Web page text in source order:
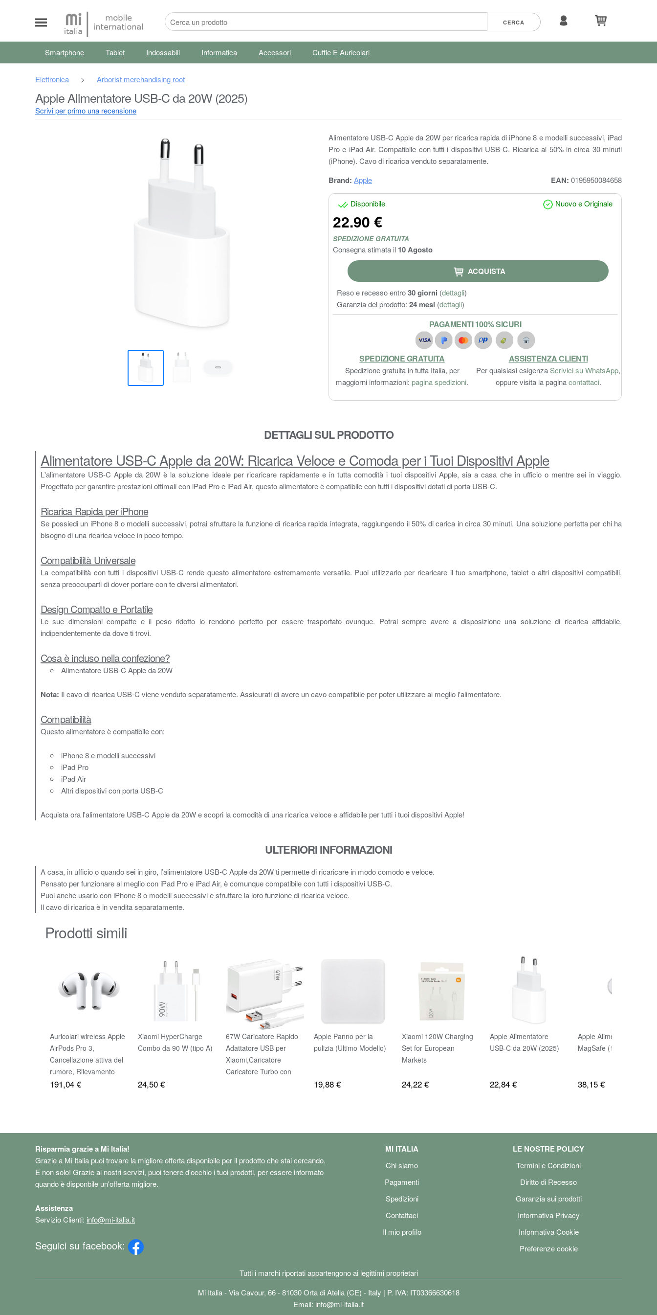
Smartphone Tablet Indossabili Informatica Accessori Cuffie E Auricolari
Elettronica > Arborist merchandising root
Apple Alimentatore USB‑C da 20W (2025)
Scrivi per primo una recensione
Alimentatore USB-C Apple da 20W per ricarica rapida di iPhone 8 e modelli successivi, iPad
Pro e iPad Air. Compatibile con tutti i dispositivi USB-C. Ricarica al 50% in circa 30 minuti
(iPhone). Cavo di ricarica venduto separatamente.
Brand: Apple EAN: 0195950084658
Disponibile Nuovo e Originale
22.90 €
SPEDIZIONE GRATUITA
Consegna stimata il 10 Agosto
ACQUISTA
Reso e recesso entro30 giorni (dettagli)
Garanzia del prodotto: 24 mesi (dettagli)
PAGAMENTI 100% SICURI
ASSISTENZA CLIENTI
Per qualsiasi esigenzaScrivici su WhatsApp,
oppure visita la paginacontattaci.
SPEDIZIONE GRATUITA
Spedizione gratuita in tutta Italia, per
maggiorni informazioni: pagina spedizioni.
DETTAGLI SUL PRODOTTO
Alimentatore USB-C Apple da 20W: Ricarica Veloce e Comoda per i Tuoi Dispositivi Apple
L'alimentatore USB-C Apple da 20W è la soluzione ideale per ricaricare rapidamente e in tutta comodità i tuoi dispositivi Apple, sia a casa che in ufficio o mentre sei in viaggio.
Progettato per garantire prestazioni ottimali con iPad Pro e iPad Air, questo alimentatore è compatibile con tutti i dispositivi dotati di porta USB-C.
Ricarica Rapida per iPhone
Se possiedi un iPhone 8 o modelli successivi, potrai sfruttare la funzione di ricarica rapida integrata, raggiungendo il 50% di carica in circa 30 minuti. Una soluzione perfetta per chi ha
bisogno di una ricarica veloce in poco tempo.
Compatibilità Universale
La compatibilità con tutti i dispositivi USB-C rende questo alimentatore estremamente versatile. Puoi utilizzarlo per ricaricare il tuo smartphone, tablet o altri dispositivi compatibili,
senza preoccuparti di dover portare con te diversi alimentatori.
Design Compatto e Portatile
Le sue dimensioni compatte e il peso ridotto lo rendono perfetto per essere trasportato ovunque. Potrai sempre avere a disposizione una soluzione di ricarica affidabile,
indipendentemente da dove ti trovi.
Cosa è incluso nella confezione?
Alimentatore USB-C Apple da 20W
Nota: Il cavo di ricarica USB-C viene venduto separatamente. Assicurati di avere un cavo compatibile per poter utilizzare al meglio l'alimentatore.
Compatibilità
Questo alimentatore è compatibile con:
iPhone 8 e modelli successivi
iPad Pro
iPad Air
Altri dispositivi con porta USB-C
Acquista ora l'alimentatore USB-C Apple da 20W e scopri la comodità di una ricarica veloce e affidabile per tutti i tuoi dispositivi Apple!
ULTERIORI INFORMAZIONI
A casa, in ufficio o quando sei in giro, l’alimentatore USB‑C Apple da 20W ti permette di ricaricare in modo comodo e veloce.
Pensato per funzionare al meglio con iPad Pro e iPad Air, è comunque compatibile con tutti i dispositivi USB‑C.
Puoi anche usarlo con iPhone 8 o modelli successivi e sfruttare la loro funzione di ricarica veloce.
Il cavo di ricarica è in vendita separatamente.
Prodotti simili
Auricolari wireless Apple
AirPods Pro 3,
Cancellazione attiva del
rumore, Rilevamento
della frequenza cardiaca,
191,04 €
Xiaomi HyperCharge
Combo da 90 W (tipo A)
24,50 €
67W Caricatore Rapido
Adattatore USB per
Xiaomi,Caricatore
Caricatore Turbo con
Apple Panno per la
pulizia ​​​​​​​(Ultimo Modello)
19,88 €
Xiaomi 120W Charging
Set for European
Markets
24,22 €
Apple Alimentatore
USB‑C da 20W (2025)
22,84 €
Apple Alimentatore
MagSafe (1 m) ​​​​​​​
38,15 €
Risparmia grazie a Mi Italia!
Grazie a Mi Italia puoi trovare la migliore offerta disponibile per il prodotto che stai cercando.
E non solo! Grazie ai nostri servizi, puoi tenere d'occhio i tuoi prodotti, per essere informato
quando è disponbile un'offerta migliore.
Assistenza
Servizio Clienti: info@mi-italia.it
Seguici su facebook:
MI ITALIA
Chi siamo
Pagamenti
Spedizioni
Contattaci
Il mio profilo
LE NOSTRE POLICY
Termini e Condizioni
Diritto di Recesso
Garanzia sui prodotti
Informativa Privacy
Informativa Cookie
Preferenze cookie
Tutti i marchi riportati appartengono ai legittimi proprietari
Mi Italia - Via Cavour, 66 - 81030 Orta di Atella (CE) - Italy | P. IVA: IT03366630618
Email: info@mi-italia.it